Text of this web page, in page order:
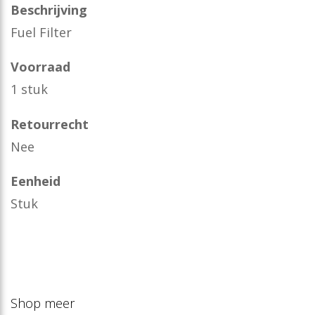
Beschrijving
Fuel Filter
Voorraad
1 stuk
Retourrecht
Nee
Eenheid
Stuk
Shop meer